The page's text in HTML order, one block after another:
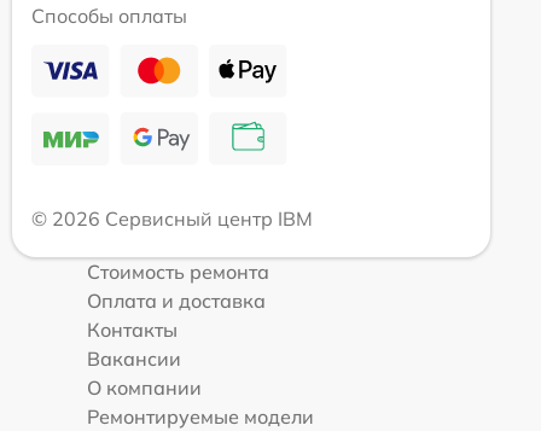
Способы оплаты
© 2026 Сервисный центр IBM
Стоимость ремонта
Оплата и доставка
Контакты
Вакансии
О компании
Ремонтируемые модели